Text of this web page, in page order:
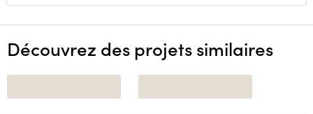
Découvrez des projets similaires